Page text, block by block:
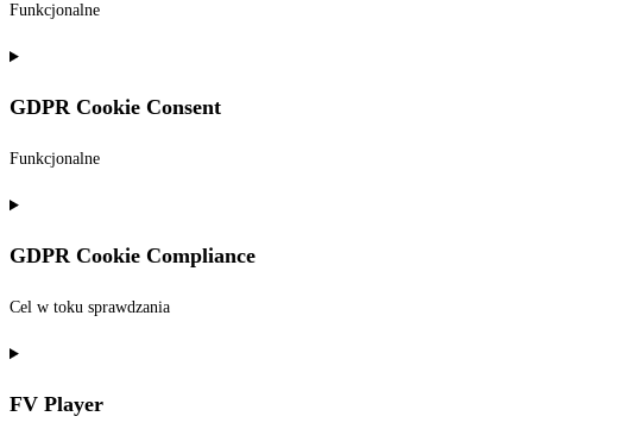
Funkcjonalne
Consent
service
GDPR Cookie Consent
Funkcjonalne
Consent
service
consent
GDPR Cookie Compliance
Cel w toku sprawdzania
Consent
service
FV Player